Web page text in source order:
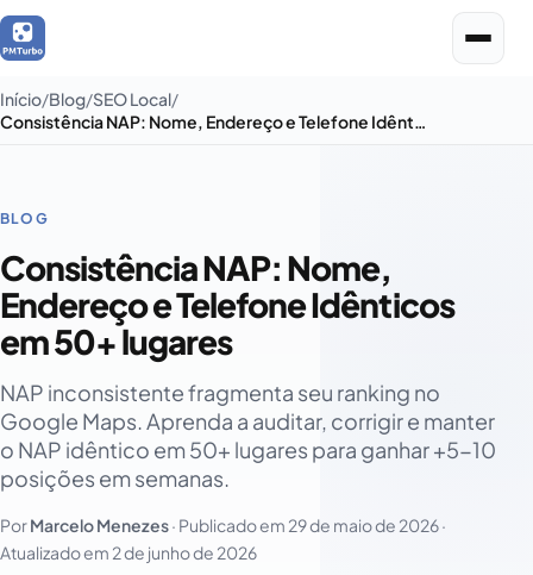
Início Blog SEO Local
BLOG
Consistência NAP: Nome,
Endereço e Telefone Idênticos
em 50+ lugares
NAP inconsistente fragmenta seu ranking no
Google Maps. Aprenda a auditar, corrigir e manter
o NAP idêntico em 50+ lugares para ganhar +5-10
posições em semanas.
PorMarcelo Menezes· Publicado em 29 de maio de 2026·
Atualizado em 2 de junho de 2026